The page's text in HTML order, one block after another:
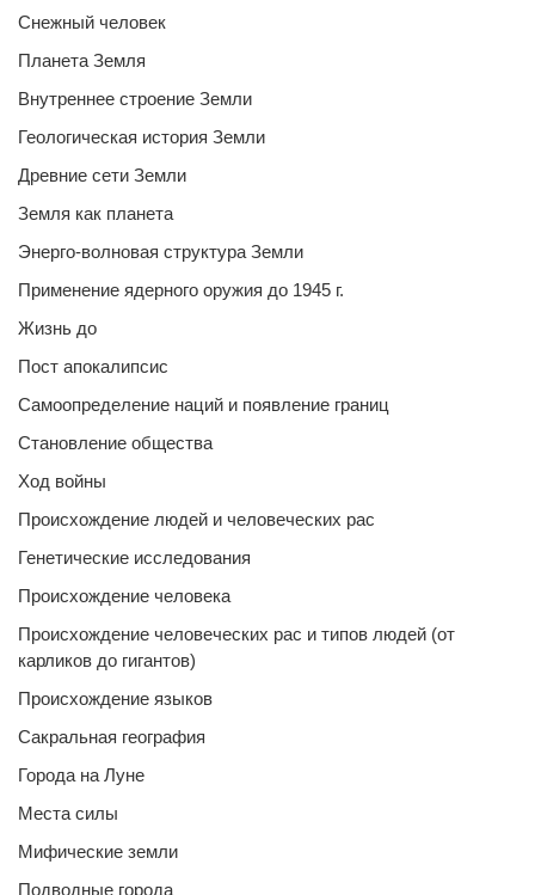
Снежный человек
Планета Земля
Внутреннее строение Земли
Геологическая история Земли
Древние сети Земли
Земля как планета
Энерго-волновая структура Земли
Применение ядерного оружия до 1945 г.
Жизнь до
Пост апокалипсис
Самоопределение наций и появление границ
Становление общества
Ход войны
Происхождение людей и человеческих рас
Генетические исследования
Происхождение человека
Происхождение человеческих рас и типов людей (от
карликов до гигантов)
Происхождение языков
Сакральная география
Города на Луне
Места силы
Мифические земли
Подводные города